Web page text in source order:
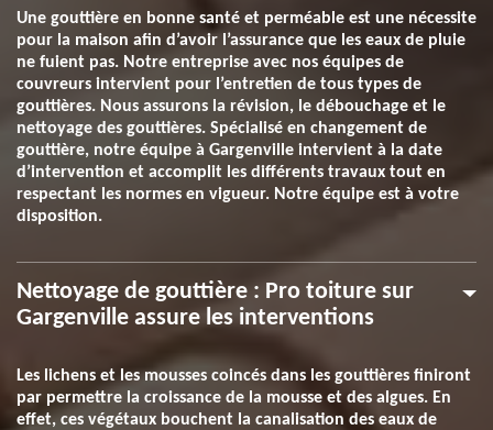
Une gouttière en bonne santé et perméable est une nécessite
pour la maison afin d’avoir l’assurance que les eaux de pluie
ne fuient pas. Notre entreprise avec nos équipes de
couvreurs intervient pour l’entretien de tous types de
gouttières. Nous assurons la révision, le débouchage et le
nettoyage des gouttières. Spécialisé en changement de
gouttière, notre équipe à Gargenville intervient à la date
d’intervention et accomplit les différents travaux tout en
respectant les normes en vigueur. Notre équipe est à votre
disposition.
Nettoyage de gouttière : Pro toiture sur
Gargenville assure les interventions
Les lichens et les mousses coincés dans les gouttières finiront
par permettre la croissance de la mousse et des algues. En
effet, ces végétaux bouchent la canalisation des eaux de